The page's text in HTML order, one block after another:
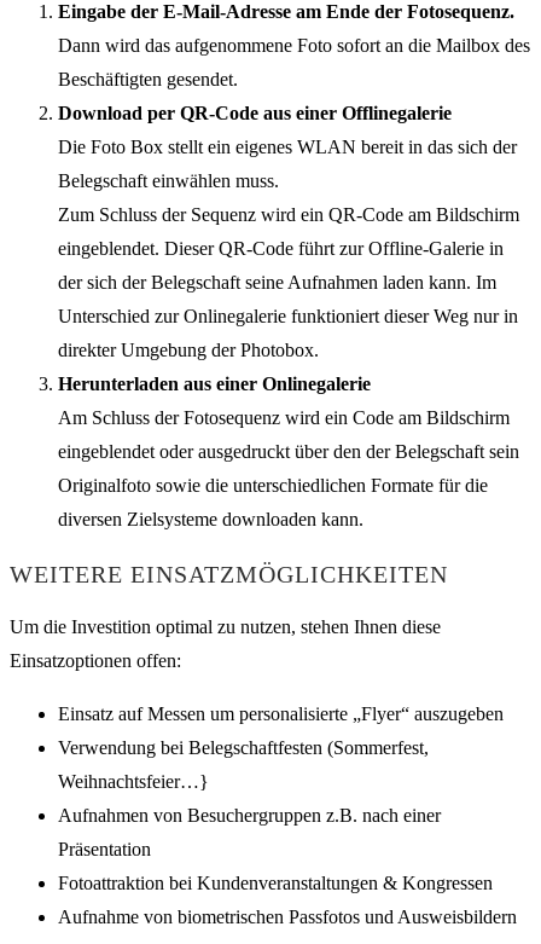
Eingabe der E-Mail-Adresse am Ende der Fotosequenz.
Dann wird das aufgenommene Foto sofort an die Mailbox des
Beschäftigten gesendet.
Download per QR-Code aus einer Offlinegalerie
Die Foto Box stellt ein eigenes WLAN bereit in das sich der
Belegschaft einwählen muss.
Zum Schluss der Sequenz wird ein QR-Code am Bildschirm
eingeblendet. Dieser QR-Code führt zur Offline-Galerie in
der sich der Belegschaft seine Aufnahmen laden kann. Im
Unterschied zur Onlinegalerie funktioniert dieser Weg nur in
direkter Umgebung der Photobox.
Herunterladen aus einer Onlinegalerie
Am Schluss der Fotosequenz wird ein Code am Bildschirm
eingeblendet oder ausgedruckt über den der Belegschaft sein
Originalfoto sowie die unterschiedlichen Formate für die
diversen Zielsysteme downloaden kann.
WEITERE EINSATZMÖGLICHKEITEN
Um die Investition optimal zu nutzen, stehen Ihnen diese
Einsatzoptionen offen:
Einsatz auf Messen um personalisierte „Flyer“ auszugeben
Verwendung bei Belegschaftfesten (Sommerfest,
Weihnachtsfeier…}
Aufnahmen von Besuchergruppen z.B. nach einer
Präsentation
Fotoattraktion bei Kundenveranstaltungen & Kongressen
Aufnahme von biometrischen Passfotos und Ausweisbildern